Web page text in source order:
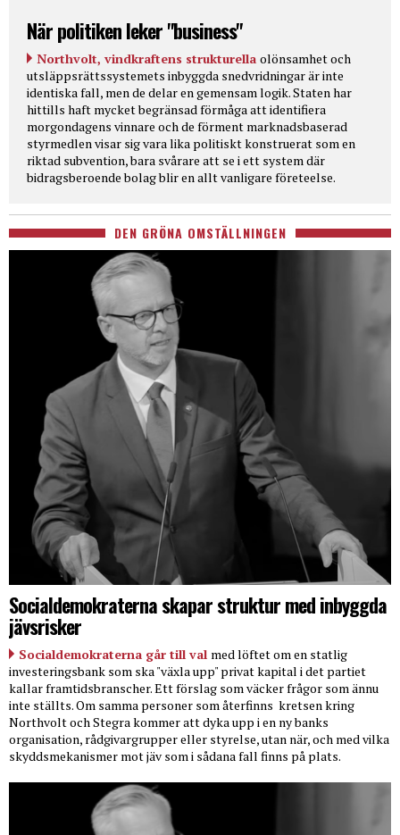
När politiken leker "business"
Northvolt, vindkraftens strukturella olönsamhet och
utsläppsrättssystemets inbyggda snedvridningar är inte
identiska fall, men de delar en gemensam logik. Staten har
hittills haft mycket begränsad förmåga att identifiera
morgondagens vinnare och de förment marknadsbaserad
styrmedlen visar sig vara lika politiskt konstruerat som en
riktad subvention, bara svårare att se i ett system där
bidragsberoende bolag blir en allt vanligare företeelse.
DEN GRÖNA OMSTÄLLNINGEN
Socialdemokraterna skapar struktur med inbyggda
jävsrisker
Socialdemokraterna går till val med löftet om en statlig
investeringsbank som ska "växla upp" privat kapital i det partiet
kallar framtidsbranscher. Ett förslag som väcker frågor som ännu
inte ställts. Om samma personer som återfinns kretsen kring
Northvolt och Stegra kommer att dyka upp i en ny banks
organisation, rådgivargrupper eller styrelse, utan när, och med vilka
skyddsmekanismer mot jäv som i sådana fall finns på plats.